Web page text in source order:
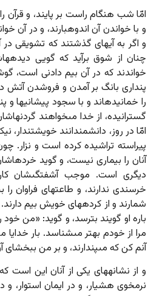
امّا شب هنگام راست بر پایند، و قرآن
و با خواندن آن اندوهبارند، و در آن
و اگر به آیه‏اى گذشتند که تشویقى
چنان از شوق برآید که گویى
خواندند که در آن بیم دادنى است،
پندارى بانگ بر آمدن و فروشدن آتش
را خمانیده‏اند و با سجود پیشانیها و
گسترانیده، از خدا مى‏خواهند
امّا در روز، دانشمندانند خویشتندار،
پیراسته تراشیده کرده است و نزار.
آنان را بیمارى نیست، و گوید
دیگرى است. موجب آشفتگى‏شان
خرسندى ندارند، و طاعتهاى فراوان
شمارند و از کرده‏هاى خویش بیم دارند.
باره او گویند بترسد، و گوید: «من
مرا از خودم بهتر مى‏شناسد. بار خدایا
آنم کن که مى‏پندارند، و بر من ببخشاى
و از نشانه‏هاى یکى از آنان این است
نرمخوى هشیار، و در ایمان